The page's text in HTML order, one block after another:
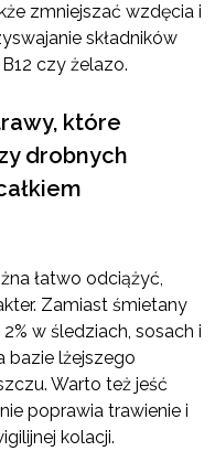
zmniejszać wzdęcia i
składników
czy żelazo.
które
drobnych
łatwo odciążyć,
Zamiast śmietany
w śledziach, sosach i
bazie lżejszego
Warto też jeść
poprawia trawienie i
kolacji.